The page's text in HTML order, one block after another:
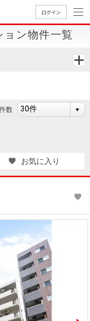
ログイン
新
築・
建て
す
事業
用物
件を
探す
売
却
店舗のご
案内（関
MUFG
Way
ニュース
リリース
ョン物件一覧
数
お気に入り